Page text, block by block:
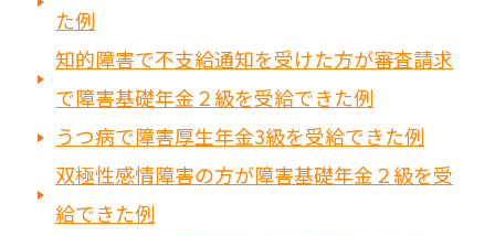
た例
知的障害で不支給通知を受けた方が審査請求
で障害基礎年金２級を受給できた例
うつ病で障害厚生年金3級を受給できた例
双極性感情障害の方が障害基礎年金２級を受
給できた例